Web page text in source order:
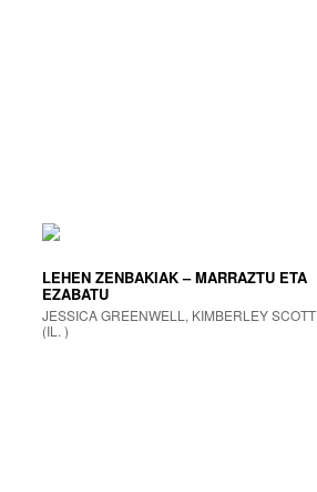
LEHEN ZENBAKIAK – MARRAZTU ETA
EZABATU
JESSICA GREENWELL, KIMBERLEY SCOTT
(IL. )